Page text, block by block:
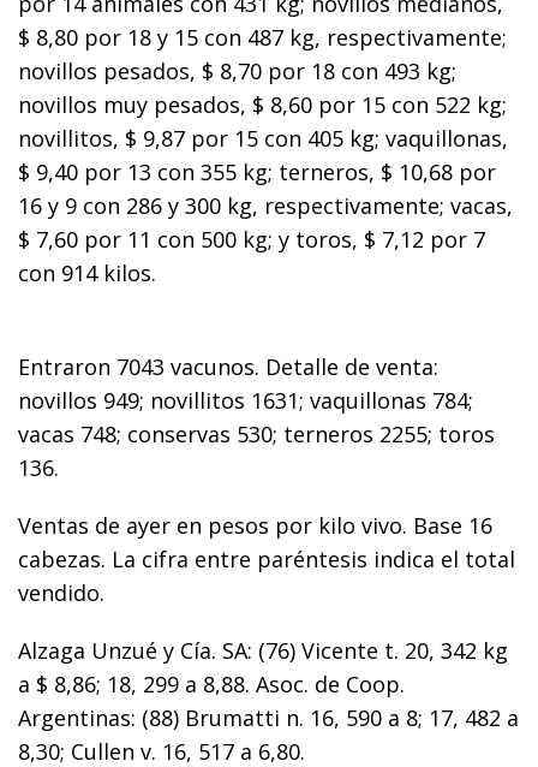
$ 8,80 por 18 y 15 con 487 kg, respectivamente;
novillos pesados, $ 8,70 por 18 con 493 kg;
novillos muy pesados, $ 8,60 por 15 con 522 kg;
novillitos, $ 9,87 por 15 con 405 kg; vaquillonas,
$ 9,40 por 13 con 355 kg; terneros, $ 10,68 por
16 y 9 con 286 y 300 kg, respectivamente; vacas,
$ 7,60 por 11 con 500 kg; y toros, $ 7,12 por 7
con 914 kilos.
Entraron 7043 vacunos. Detalle de venta:
novillos 949; novillitos 1631; vaquillonas 784;
vacas 748; conservas 530; terneros 2255; toros
136.
Ventas de ayer en pesos por kilo vivo. Base 16
cabezas. La cifra entre paréntesis indica el total
vendido.
Alzaga Unzué y Cía. SA: (76) Vicente t. 20, 342 kg
a $ 8,86; 18, 299 a 8,88. Asoc. de Coop.
Argentinas: (88) Brumatti n. 16, 590 a 8; 17, 482 a
8,30; Cullen v. 16, 517 a 6,80.